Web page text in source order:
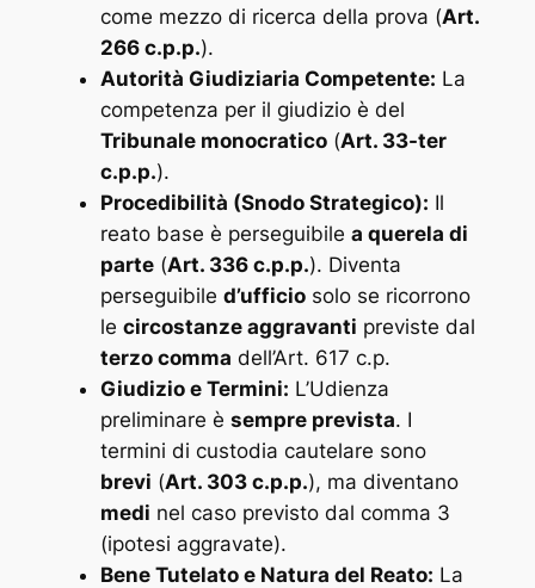
come mezzo di ricerca della prova (Art.
266 c.p.p.).
Autorità Giudiziaria Competente: La
competenza per il giudizio è del
Tribunale monocratico(Art. 33-ter
c.p.p.).
Procedibilità (Snodo Strategico): Il
reato base è perseguibile a querela di
parte(Art. 336 c.p.p.). Diventa
perseguibile d’ufficiosolo se ricorrono
le circostanze aggravanti previste dal
terzo comma dell’Art. 617 c.p.
Giudizio e Termini: L’Udienza
preliminare è sempre prevista. I
termini di custodia cautelare sono
brevi (Art. 303 c.p.p.), ma diventano
medi nel caso previsto dal comma 3
(ipotesi aggravate).
Bene Tutelato e Natura del Reato: La